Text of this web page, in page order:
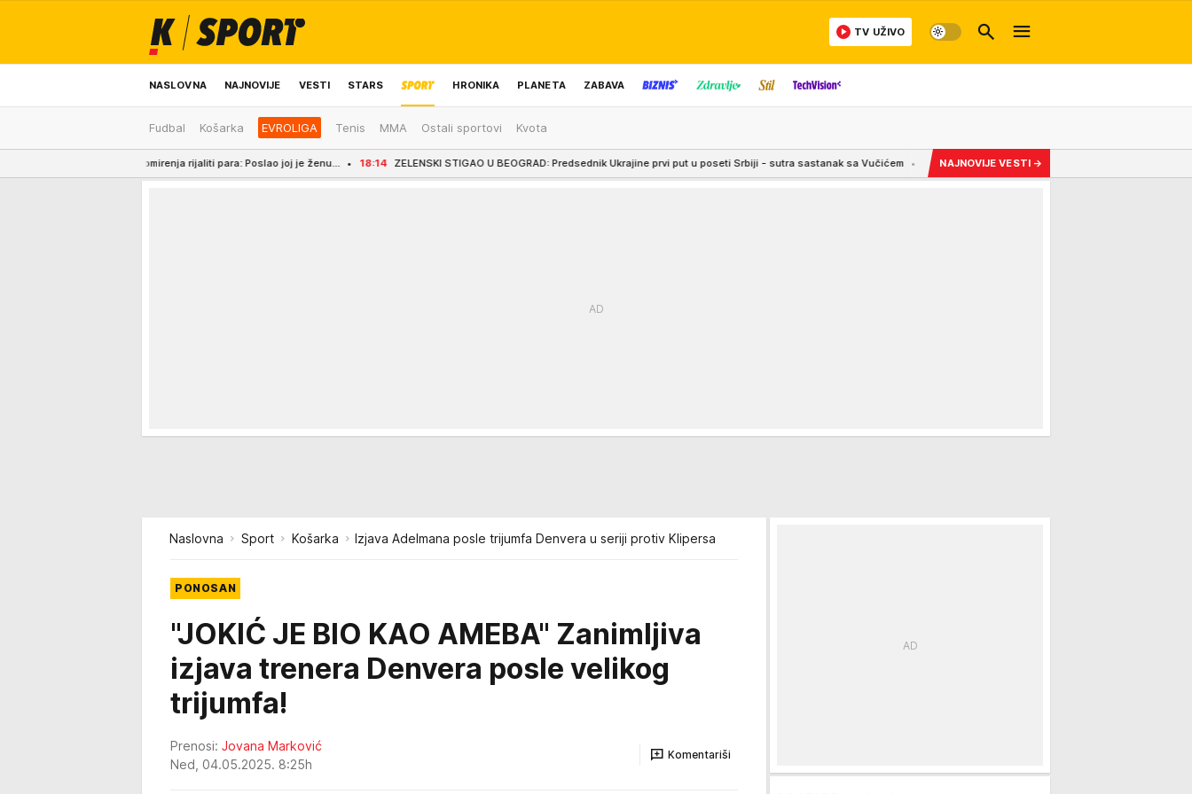
NASLOVNA NAJNOVIJE VESTI STARS HRONIKA PLANETA ZABAVA
ODRŽIVA BUDUĆNOST REGION NEWS IZBOR UREDNIKA
TV UŽIVO
Fudbal Košarka EVROLIGA Tenis MMA Ostali sportovi Kvota
detalje pomirenja rijaliti para: Poslao joj je ženu... 18:14 ZELENSKI STIGAO U BEOGRAD: Predsednik Ukrajine prvi put u poseti Srbiji - sutra sastanak sa Vučićem 18:10 Žužu na Zlatiboru počeli da prodaju na komad! Cene i
NAJNOVIJE VESTI →
Naslovna Sport Košarka Izjava Adelmana posle trijumfa Denvera u seriji protiv Klipersa
PONOSAN
"JOKIĆ JE BIO KAO AMEBA" Zanimljiva
izjava trenera Denvera posle velikog
trijumfa!
Prenosi: Jovana Marković
Ned, 04.05.2025. 8:25h
Komentariši